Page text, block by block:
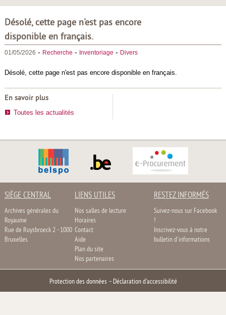
Désolé, cette page n'est pas encore
disponible en français.
01/05/2026 - Recherche - Inventoriage - Divers
Désolé, cette page n'est pas encore disponible en français.
En savoir plus
Toutes les actualités
SIÈGE CENTRAL
Archives générales du
Royaume
Rue de Ruysbroeck 2 - 1000
Bruxelles
LIENS UTILES
Nos salles de lecture
Horaires
Contact
Aide
Plan du site
Nos partenaires
RESTEZ INFORMÉS
Suivez-nous sur Facebook
!
Inscrivez-vous à notre
bulletin d'informations
Protection des données– Déclaration d'accessibilité